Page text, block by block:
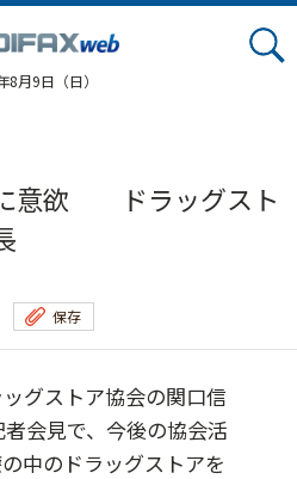
8月9日（日）
意欲 ドラッグスト
保存
グストア協会の関口信
会見で、今後の協会活
中のドラッグストアを